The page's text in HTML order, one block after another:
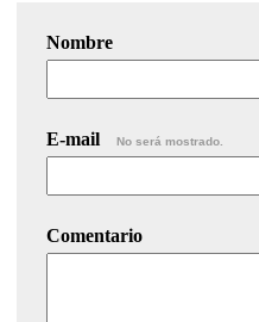
Nombre
E-mail No será mostrado.
Comentario